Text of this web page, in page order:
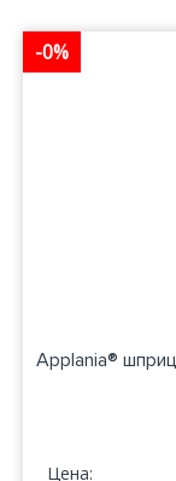
-0%
Applania®
Цена: